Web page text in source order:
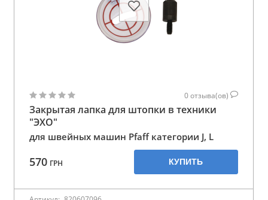
0отзыва(ов)
Закрытая лапка для штопки в техники
"ЭХО"
для швейных машин Pfaff категории J, L
570 ГРН КУПИТЬ